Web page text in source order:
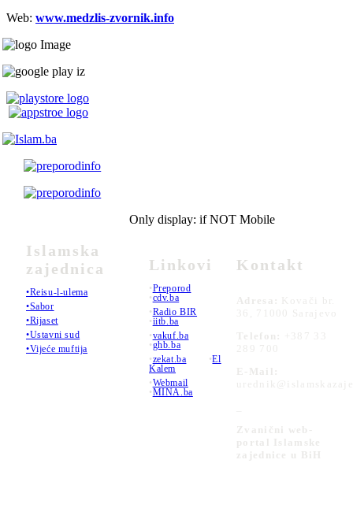
Web: www.medzlis-zvornik.info
Islamska
zajednica
•Reisu-l-ulema
•Sabor
•Rijaset
•Ustavni sud
•Vijeće muftija
Only display: if NOT Mobile
Linkovi
•Preporod
•cdv.ba
•Radio BIR
•iitb.ba
•vakuf.ba
•ghb.ba
•zekat.ba •El
Kalem
•Webmail
•MINA.ba
Kontakt
Adresa:
Kovači br.
36, 71000 Sarajevo
Telefon:
+387 33
289 700
E-Mail:
Zvanični web-
portal Islamske
zajednice u BiH